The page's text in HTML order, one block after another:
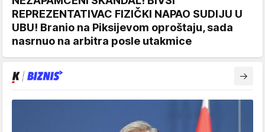
REPREZENTATIVAC FIZIČKI NAPAO SUDIJU U
UBU! Branio na Piksijevom oproštaju, sada
nasrnuo na arbitra posle utakmice